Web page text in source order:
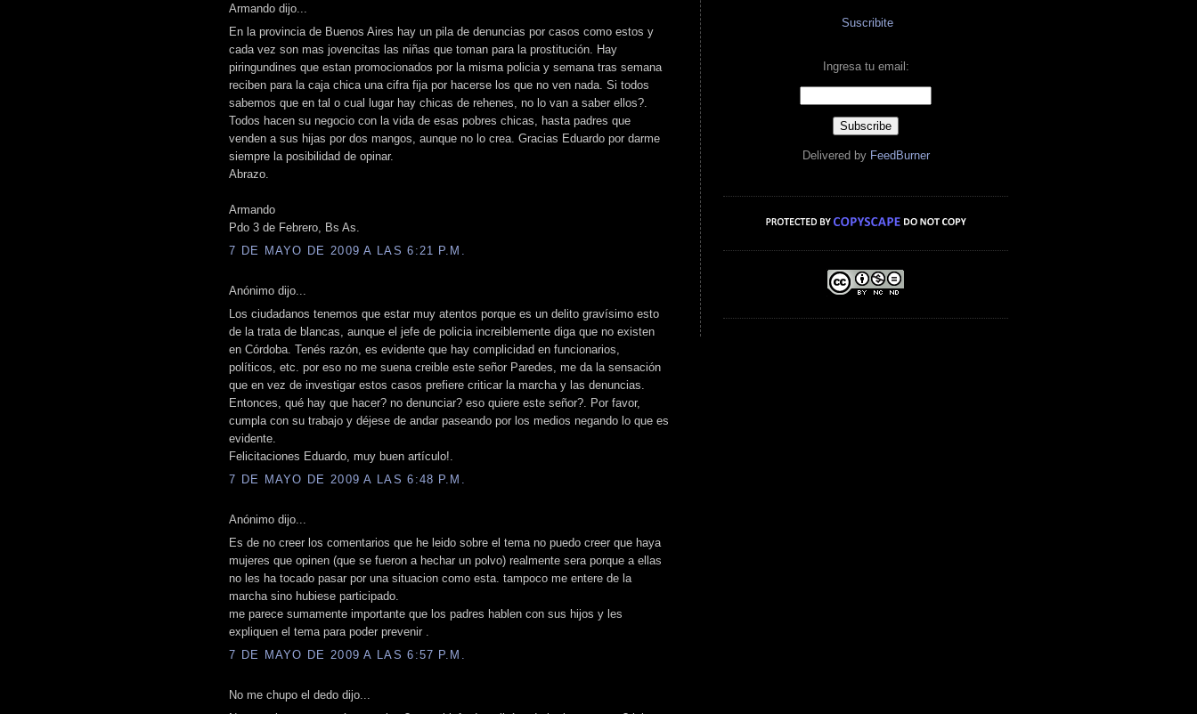
Armando dijo...
En la provincia de Buenos Aires hay un pila de denuncias por casos como estos y
cada vez son mas jovencitas las niñas que toman para la prostitución. Hay
piringundines que estan promocionados por la misma policia y semana tras semana
reciben para la caja chica una cifra fija por hacerse los que no ven nada. Si todos
sabemos que en tal o cual lugar hay chicas de rehenes, no lo van a saber ellos?.
Todos hacen su negocio con la vida de esas pobres chicas, hasta padres que
venden a sus hijas por dos mangos, aunque no lo crea. Gracias Eduardo por darme
siempre la posibilidad de opinar.
Abrazo.
Armando
Pdo 3 de Febrero, Bs As.
7 DE MAYO DE 2009 A LAS 6:21 P.M.
Anónimo dijo...
Los ciudadanos tenemos que estar muy atentos porque es un delito gravísimo esto
de la trata de blancas, aunque el jefe de policia increiblemente diga que no existen
en Córdoba. Tenés razón, es evidente que hay complicidad en funcionarios,
políticos, etc. por eso no me suena creible este señor Paredes, me da la sensación
que en vez de investigar estos casos prefiere criticar la marcha y las denuncias.
Entonces, qué hay que hacer? no denunciar? eso quiere este señor?. Por favor,
cumpla con su trabajo y déjese de andar paseando por los medios negando lo que es
evidente.
Felicitaciones Eduardo, muy buen artículo!.
7 DE MAYO DE 2009 A LAS 6:48 P.M.
Anónimo dijo...
Es de no creer los comentarios que he leido sobre el tema no puedo creer que haya
mujeres que opinen (que se fueron a hechar un polvo) realmente sera porque a ellas
no les ha tocado pasar por una situacion como esta. tampoco me entere de la
marcha sino hubiese participado.
me parece sumamente importante que los padres hablen con sus hijos y les
expliquen el tema para poder prevenir .
7 DE MAYO DE 2009 A LAS 6:57 P.M.
No me chupo el dedo dijo...
Suscribite
Ingresa tu email:
Delivered by FeedBurner